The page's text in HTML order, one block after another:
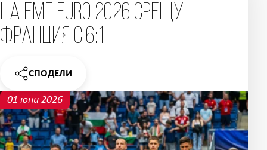
на EMF EURO 2026 срещу
Франция с 6:1
СПОДЕЛИ
НОВИНАТА
01 юни 2026